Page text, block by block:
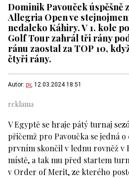
Dominik Pavouček úspěšně
Allegria Open ve
nedaleko Káhiry. V 1. kole
Golf Tour zahrál tři rány
ránu zaostal za TOP 10,
čtyři rány.
Autor: pv, 12.03.2024 18:51
V Egyptě se hraje pátý turnaj
přičemž pro Pavoučka se jedná
prvním skončil v lednu rovněž v
místě, a tak mu před startem
v Order of Merit, ze kterého